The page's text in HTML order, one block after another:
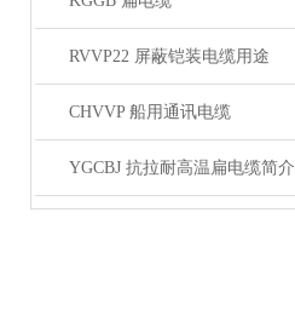
RVVP22 屏蔽铠装电缆用途
CHVVP 船用通讯电缆
YGCBJ 抗拉耐高温扁电缆简介